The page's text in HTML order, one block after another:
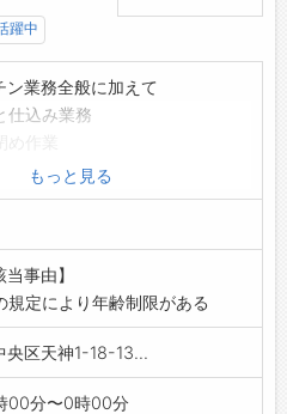
躍中
ン業務全般に加えて
込み業務
スト管理
育、管理
理
案や開発
り業務の幅が広がります。
もっと見る
当事由】
規定により年齢制限がある
央区天神1-18-13...
00分〜0時00分